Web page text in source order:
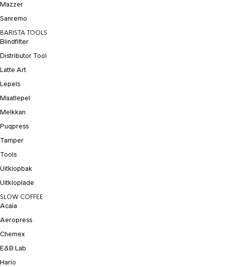
Mazzer
Sanremo
BARISTA TOOLS
Blindfilter
Distributor Tool
Latte Art
Lepels
Maatlepel
Melkkan
Puqpress
Tamper
Tools
Uitklopbak
Uitkloplade
SLOW COFFEE
Acaia
Aeropress
Chemex
E&B Lab
Hario